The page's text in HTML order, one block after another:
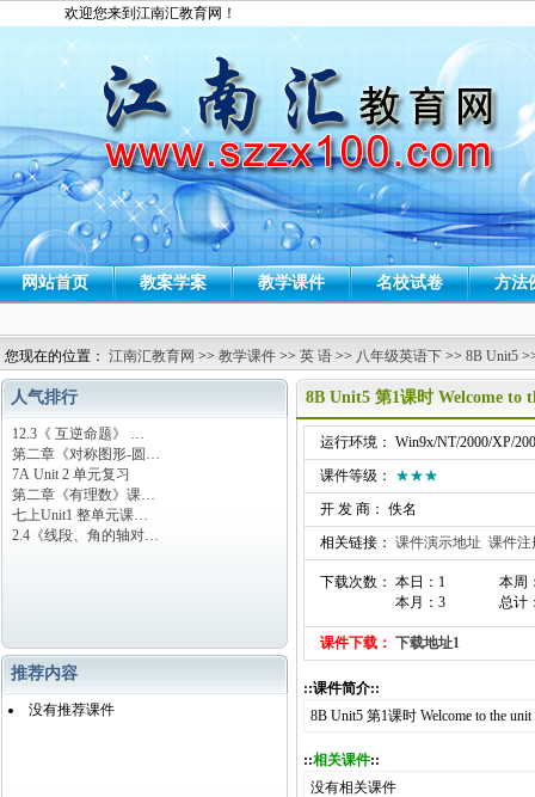
欢迎您来到江南汇教育网！
网站首页 教案学案 教学课件 名校试卷 方法
您现在的位置： 江南汇教育网 >> 教学课件 >> 英 语 >> 八年级英语下 >> 8B Unit5
人气排行
12.3《 互逆命题》 …
第二章《对称图形-圆…
7A Unit 2 单元复习
第二章《有理数》课…
七上Unit1 整单元课…
2.4《线段、角的轴对…
推荐内容
没有推荐课件
8B Unit5 第1课时 Welcome to
运行环境： Win9x/NT/2000/XP/
课件等级： ★★★
开 发 商： 佚名
相关链接： 课件演示地址 课件注
下载次数： 本日：1
本月：3
本周
总计
课件下载： 下载地址1
::课件简介::
8B Unit5 第1课时 Welcome to the
::相关课件::
没有相关课件